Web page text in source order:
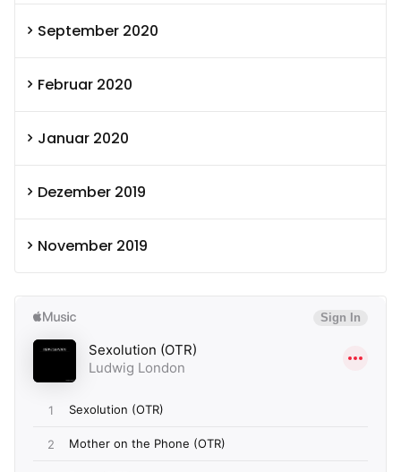
September 2020
Februar 2020
Januar 2020
Dezember 2019
November 2019